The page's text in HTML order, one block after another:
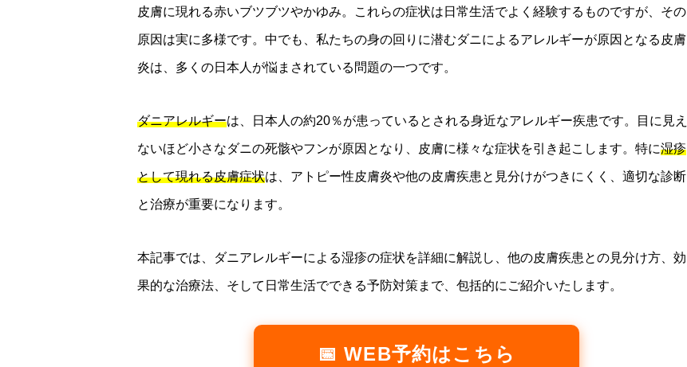
皮膚に現れる赤いブツブツやかゆみ。これらの症状は日常生活でよく経験するものですが、その
原因は実に多様です。中でも、私たちの身の回りに潜むダニによるアレルギーが原因となる皮膚
炎は、多くの日本人が悩まされている問題の一つです。
ダニアレルギーは、日本人の約20％が患っているとされる身近なアレルギー疾患です。目に見え
ないほど小さなダニの死骸やフンが原因となり、皮膚に様々な症状を引き起こします。特に湿疹
として現れる皮膚症状は、アトピー性皮膚炎や他の皮膚疾患と見分けがつきにくく、適切な診断
と治療が重要になります。
本記事では、ダニアレルギーによる湿疹の症状を詳細に解説し、他の皮膚疾患との見分け方、効
果的な治療法、そして日常生活でできる予防対策まで、包括的にご紹介いたします。
📅 WEB予約はこちら